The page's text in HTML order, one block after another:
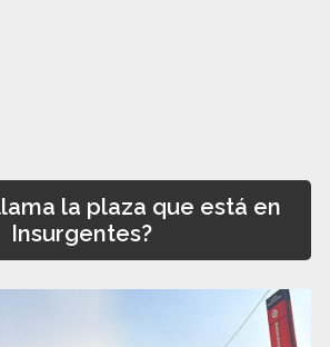
la plaza que está en
Insurgentes?